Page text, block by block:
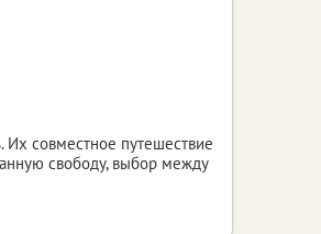
совместное путешествие
свободу, выбор между